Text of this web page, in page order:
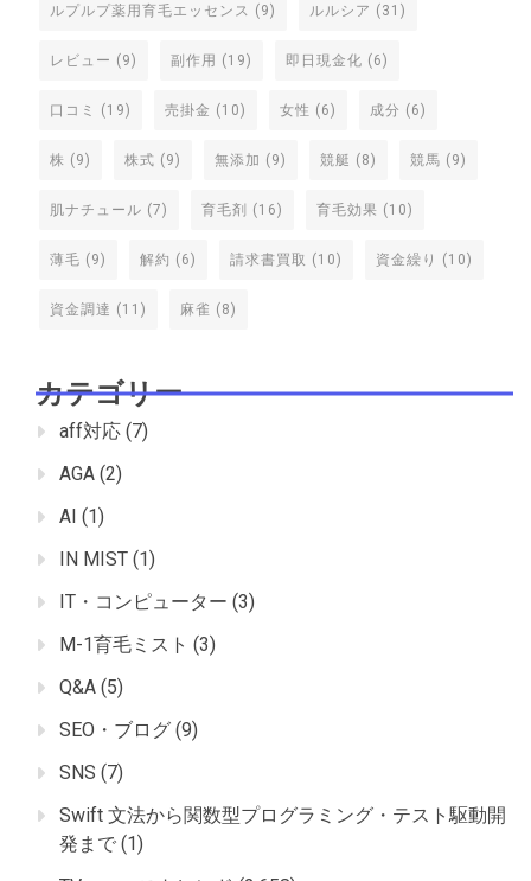
ルプルプ薬用育毛エッセンス (9) ルルシア (31)
レビュー (9) 副作用 (19) 即日現金化 (6)
口コミ (19) 売掛金 (10) 女性 (6) 成分 (6)
株 (9) 株式 (9) 無添加 (9) 競艇 (8) 競馬 (9)
肌ナチュール (7) 育毛剤 (16) 育毛効果 (10)
薄毛 (9) 解約 (6) 請求書買取 (10) 資金繰り (10)
資金調達 (11) 麻雀 (8)
カテゴリー
aff対応 (7)
AGA (2)
AI (1)
IN MIST (1)
IT・コンピューター (3)
M-1育毛ミスト (3)
Q&A (5)
SEO・ブログ (9)
SNS (7)
Swift 文法から関数型プログラミング・テスト駆動開
発まで (1)